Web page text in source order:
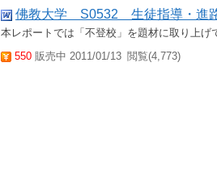
佛教大学 S0532 生徒指導・進
本レポートでは「不登校」を題材に取り上げ
550 販売中 2011/01/13 閲覧(4,773)